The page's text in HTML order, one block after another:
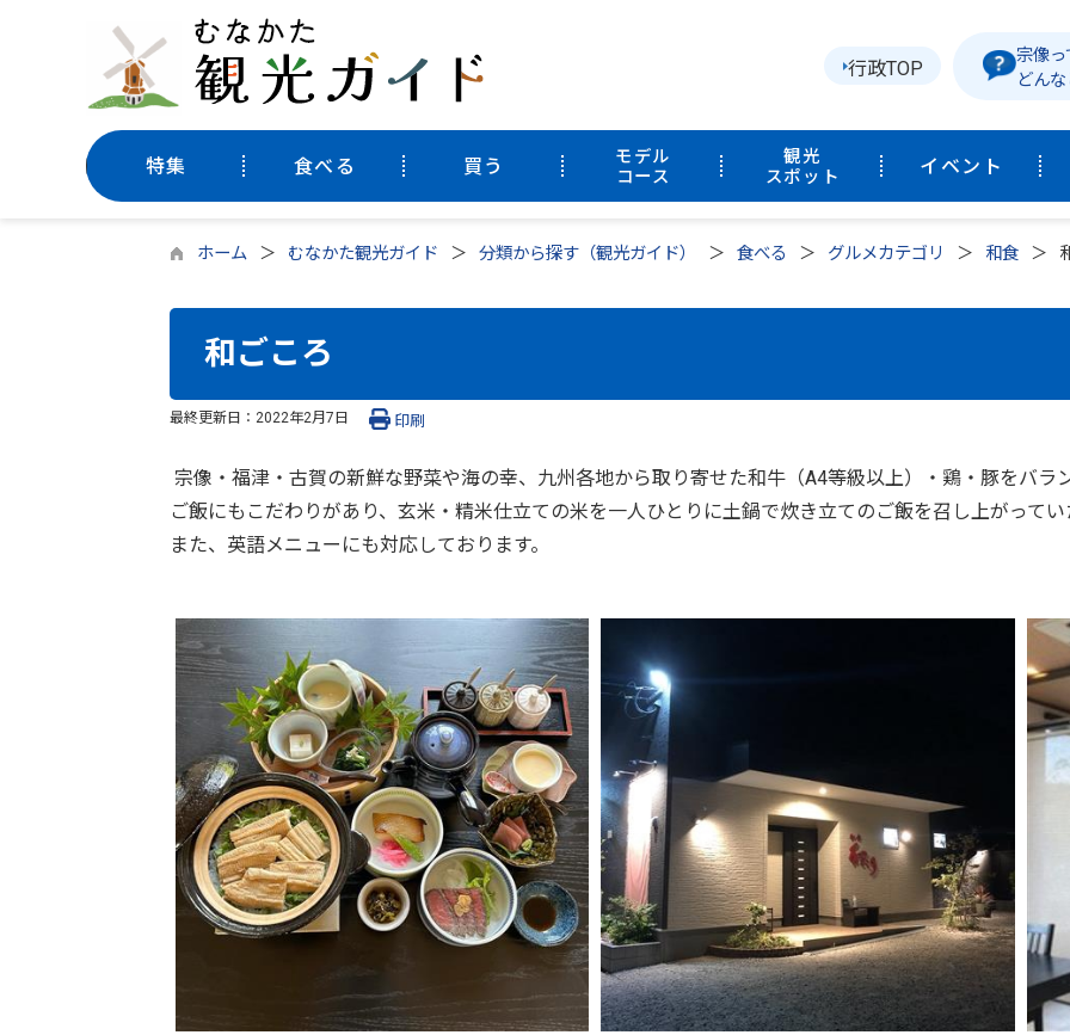
行政TOP
宗像っ
どんな
特集 食べる 買う
モデル
コース
観光
スポット
イベント
ホーム むなかた観光ガイド 分類から探す（観光ガイド） 食べる グルメカテゴリ 和食
和ごころ
最終更新日： 2022年2月7日 印刷
宗像・福津・古賀の新鮮な野菜や海の幸、九州各地から取り寄せた和牛（A4等級以上）・鶏・豚をバラ
ご飯にもこだわりがあり、玄米・精米仕立ての米を一人ひとりに土鍋で炊き立てのご飯を召し上がってい
また、英語メニューにも対応しております。